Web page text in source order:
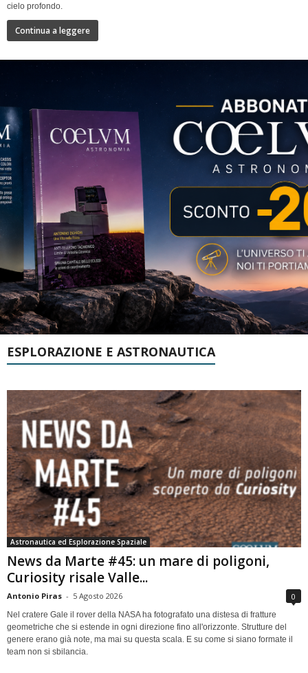
cielo profondo.
Continua a leggere
ESPLORAZIONE E ASTRONAUTICA
Astronautica ed Esplorazione Spaziale
News da Marte #45: un mare di poligoni,
Curiosity risale Valle...
Antonio Piras - 5 Agosto 2026 0
Nel cratere Gale il rover della NASA ha fotografato una distesa di fratture
geometriche che si estende in ogni direzione fino all'orizzonte. Strutture del
genere erano già note, ma mai su questa scala. E su come si siano formate il
team non si sbilancia.